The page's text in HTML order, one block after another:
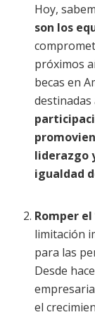
Hoy,
son los
próximos
becas en
liderazgo
igualdad
Romper
limitación
para las
Desde
el